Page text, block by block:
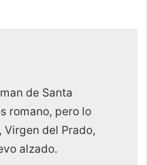
de Santa
romano, pero lo
Virgen del Prado,
alzado.